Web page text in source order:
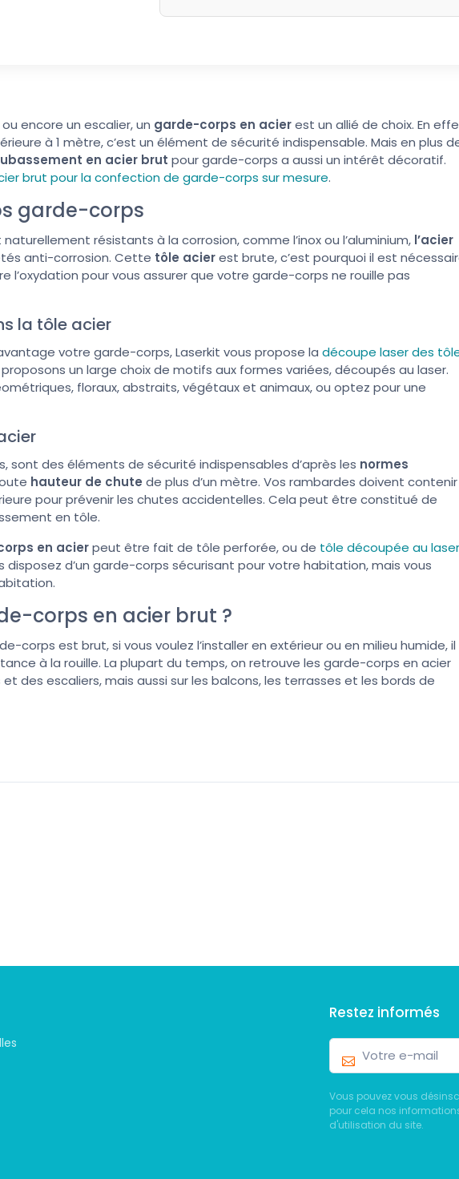
encore un escalier, un garde-corps en acierest un allié de choix. En
à 1 mètre, c’est un élément de sécurité indispensable. Mais en plus
en acier brut pour garde-corps a aussi un intérêt décoratif.
brut pour la confection de garde-corps sur mesure.
garde-corps
résistants à la corrosion, comme l’inox ou l’aluminium, l’acier
anti-corrosion. Cette tôle acierest brute, c’est pourquoi il est
l’oxydation pour vous assurer que votre garde-corps ne rouille pas
la tôle acier
votre garde-corps, Laserkit vous propose la découpe laser des
un large choix de motifs aux formes variées, découpés au laser.
floraux, abstraits, végétaux et animaux, ou optez pour une
sont des éléments de sécurité indispensables d’après les normes
hauteur de chute de plus d’un mètre. Vos rambardes doivent contenir
pour prévenir les chutes accidentelles. Cela peut être constitué de
en tôle.
en acierpeut être fait de tôle perforée, ou de tôle découpée au laser
d’un garde-corps sécurisant pour votre habitation, mais vous
corps en acier brut ?
corps est brut, si vous voulez l’installer en extérieur ou en milieu humide, il
à la rouille. La plupart du temps, on retrouve les garde-corps en acier
des escaliers, mais aussi sur les balcons, les terrasses et les bords de
Restez informés
Vous pouvez vous
pour cela nos
d'utilisation du site.